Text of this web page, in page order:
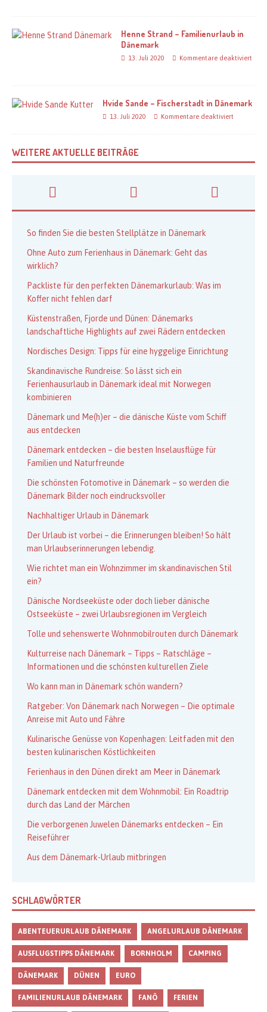
Henne Strand – Familienurlaub in
Dänemark
13. Juli 2020 Kommentare deaktiviert
Hvide Sande – Fischerstadt in Dänemark
13. Juli 2020 Kommentare deaktiviert
WEITERE AKTUELLE BEITRÄGE
So finden Sie die besten Stellplätze in Dänemark
Ohne Auto zum Ferienhaus in Dänemark: Geht das
wirklich?
Packliste für den perfekten Dänemarkurlaub: Was im
Koffer nicht fehlen darf
Küstenstraßen, Fjorde und Dünen: Dänemarks
landschaftliche Highlights auf zwei Rädern entdecken
Nordisches Design: Tipps für eine hyggelige Einrichtung
Skandinavische Rundreise: So lässt sich ein
Ferienhausurlaub in Dänemark ideal mit Norwegen
kombinieren
Dänemark und Me(h)er – die dänische Küste vom Schiff
aus entdecken
Dänemark entdecken – die besten Inselausflüge für
Familien und Naturfreunde
Die schönsten Fotomotive in Dänemark – so werden die
Dänemark Bilder noch eindrucksvoller
Nachhaltiger Urlaub in Dänemark
Der Urlaub ist vorbei – die Erinnerungen bleiben! So hält
man Urlaubserinnerungen lebendig.
Wie richtet man ein Wohnzimmer im skandinavischen Stil
ein?
Dänische Nordseeküste oder doch lieber dänische
Ostseeküste – zwei Urlaubsregionen im Vergleich
Tolle und sehenswerte Wohnmobilrouten durch Dänemark
Kulturreise nach Dänemark – Tipps – Ratschläge –
Informationen und die schönsten kulturellen Ziele
Wo kann man in Dänemark schön wandern?
Ratgeber: Von Dänemark nach Norwegen – Die optimale
Anreise mit Auto und Fähre
Kulinarische Genüsse von Kopenhagen: Leitfaden mit den
besten kulinarischen Köstlichkeiten
Ferienhaus in den Dünen direkt am Meer in Dänemark
Dänemark entdecken mit dem Wohnmobil: Ein Roadtrip
durch das Land der Märchen
Die verborgenen Juwelen Dänemarks entdecken – Ein
Reiseführer
Aus dem Dänemark-Urlaub mitbringen
SCHLAGWÖRTER
ABENTEUERURLAUB DÄNEMARK ANGELURLAUB DÄNEMARK
AUSFLUGSTIPPS DÄNEMARK BORNHOLM CAMPING
DÄNEMARK DÜNEN EURO
FAMILIENURLAUB DÄNEMARK FANÖ FERIEN